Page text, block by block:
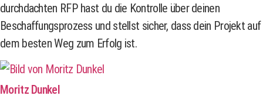
durchdachten RFP hast du die Kontrolle über deinen
Beschaffungsprozess und stellst sicher, dass dein Projekt auf
dem besten Weg zum Erfolg ist.
Moritz Dunkel